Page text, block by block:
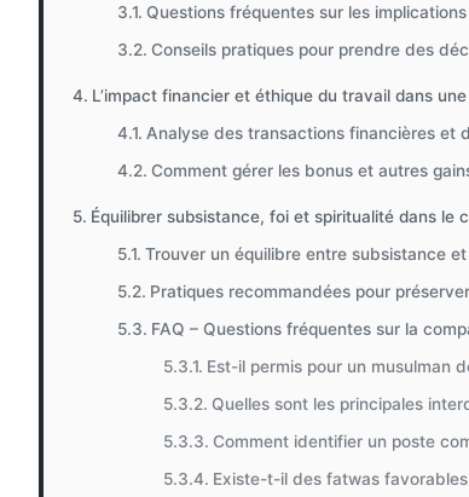
Questions fréquentes sur les
Conseils pratiques pour prendre des
L’impact financier et éthique du travail dans
Analyse des transactions financières et
Comment gérer les bonus et autres
Équilibrer subsistance, foi et spiritualité dans le
Trouver un équilibre entre subsistance
Pratiques recommandées pour
FAQ – Questions fréquentes sur la
Est-il permis pour un musulman
Quelles sont les principales
Comment identifier un poste
Existe-t-il des fatwas